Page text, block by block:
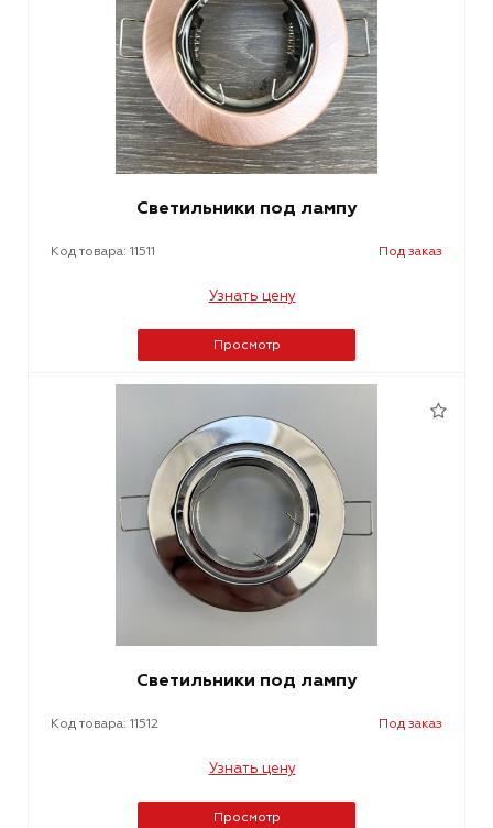
Светильники под лампу
Код товара: 11511 Под заказ
Узнать цену
Просмотр
Светильники под лампу
Код товара: 11512 Под заказ
Узнать цену
Просмотр